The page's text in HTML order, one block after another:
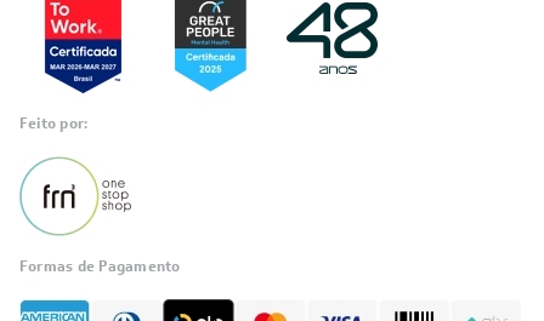
Feito por:
Formas de Pagamento